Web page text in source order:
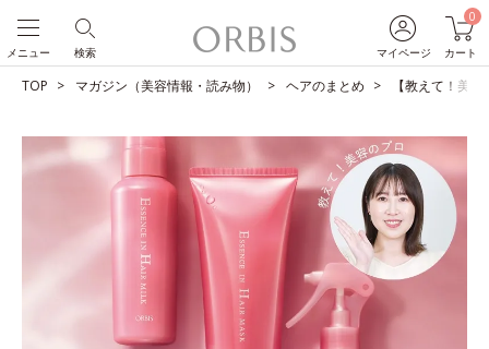
マイページ
0
カート
検索
メニュー
TOP マガジン（美容情報・読み物） ヘアのまとめ 【教えて！美